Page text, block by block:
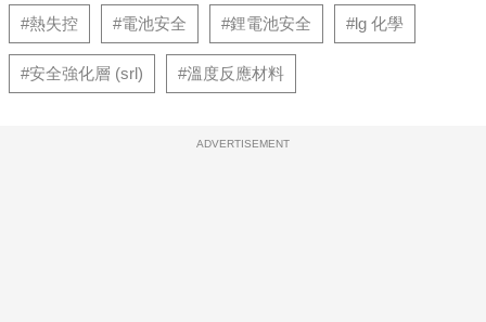
#熱失控 #電池安全 #鋰電池安全 #lg 化學
#安全強化層 (srl) #溫度反應材料
ADVERTISEMENT